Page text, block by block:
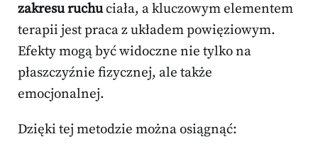
zakresu ruchuciała, a kluczowym elementem
terapii jest praca z układem powięziowym.
Efekty mogą być widoczne nie tylko na
płaszczyźnie fizycznej, ale także
emocjonalnej.
Dzięki tej metodzie można osiągnąć: